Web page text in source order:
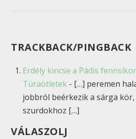
TRACKBACK/PINGBACK
Erdély kincse a Pádis
Túraötletek - […] peremen
jobbról beérkezik a sárga kör,
szurdokhoz […]
VÁLASZOLJ